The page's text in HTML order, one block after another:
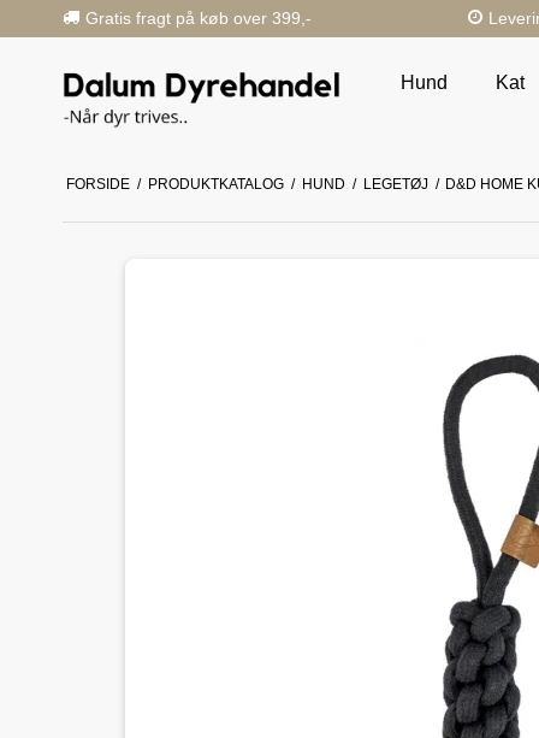
Gratis fragt på køb over 399,-
Hund Kat
FORSIDE / PRODUKTKATALOG / HUND / LEGETØJ / D&D HOME